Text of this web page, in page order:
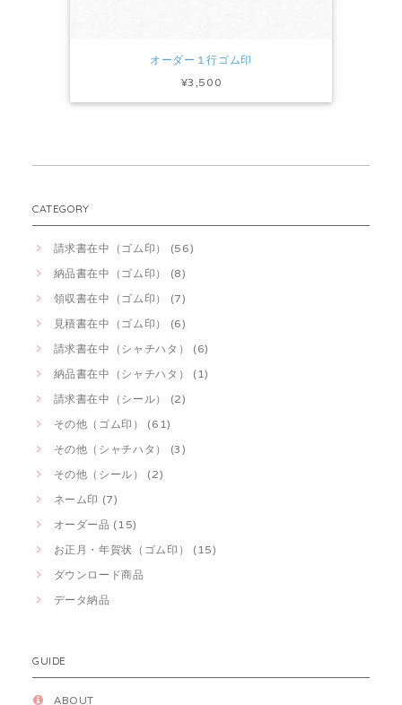
オーダー１行ゴム印
¥3,500
CATEGORY
請求書在中（ゴム印） (56)
納品書在中（ゴム印） (8)
領収書在中（ゴム印） (7)
見積書在中（ゴム印） (6)
請求書在中（シャチハタ） (6)
納品書在中（シャチハタ） (1)
請求書在中（シール） (2)
その他（ゴム印） (61)
その他（シャチハタ） (3)
その他（シール） (2)
ネーム印 (7)
オーダー品 (15)
お正月・年賀状（ゴム印） (15)
ダウンロード商品
データ納品
GUIDE
ABOUT